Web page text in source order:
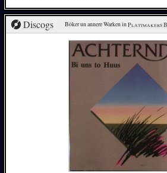
Discogs Böker un annere Warken in Plattmakers